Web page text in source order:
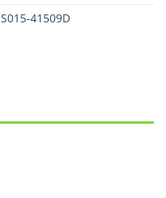
S015-41509D